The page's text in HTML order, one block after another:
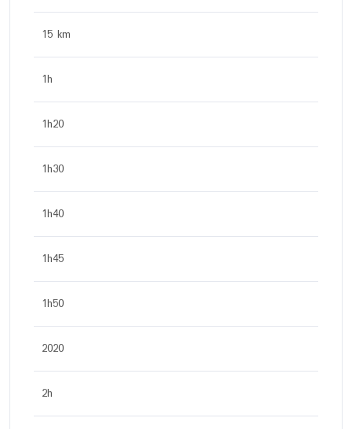
15 km
1h
1h20
1h30
1h40
1h45
1h50
2020
2h